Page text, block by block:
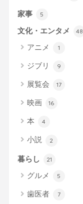
家事 5
文化・エンタメ 48
アニメ 1
ジブリ 9
展覧会 17
映画 16
本 4
小説 2
暮らし 21
グルメ 5
歯医者 7